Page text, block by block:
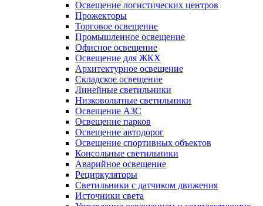
Освещение логистических центров
Прожекторы
Торговое освещение
Промышленное освещение
Офисное освещение
Освещение для ЖКХ
Архитектурное освещение
Складское освещение
Линейные светильники
Низковольтные светильники
Освещение АЗС
Освещение парков
Освещение автодорог
Освещение спортивных объектов
Консольные светильники
Аварийное освещение
Рециркуляторы
Светильники с датчиком движения
Источники света